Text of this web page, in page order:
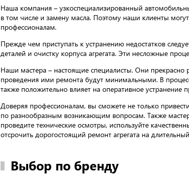
Наша компания – узкоспециализированный
в том числе и замену масла. Поэтому наши клиенты
профессионалам.
Прежде чем приступать к устранению недостатков
деталей и очистку корпуса агрегата. Эти несложные
Наши мастера – настоящие специалисты. Они прекрасно
проведения ими ремонта будут минимальными. В
также положительно влияет на оперативное устранение
Доверяя профессионалам, вы сможете не только
по разнообразным возникающим вопросам. Также
проведите технические осмотры, используйте
отсрочить дорогостоящий ремонт агрегата на
Выбор по бренду